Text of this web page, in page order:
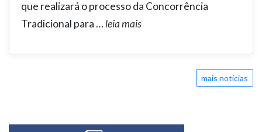
que realizará o processo da Concorrência
Tradicional para … leia mais
mais notícias